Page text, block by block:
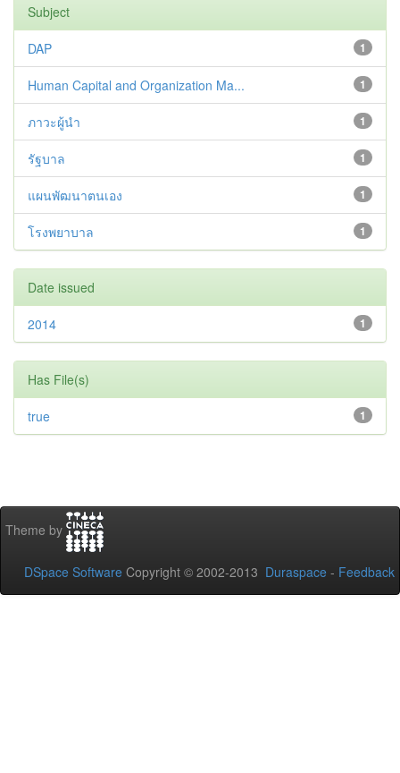
Subject
1
DAP
1
Human Capital and Organization Ma...
1
ภาวะผู้นำ
1
รัฐบาล
1
แผนพัฒนาตนเอง
1
โรงพยาบาล
Date issued
1
2014
Has File(s)
1
true
Theme by
DSpace Software Copyright © 2002-2013 Duraspace - Feedback